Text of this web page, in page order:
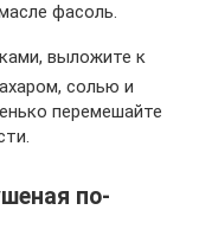
фасоль.
выложите к
солью и
перемешайте
по-